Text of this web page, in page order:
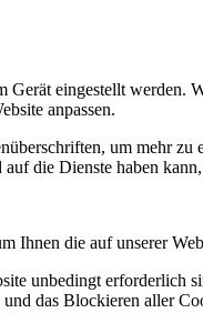
eingestellt werden.
anpassen.
um mehr
die Dienste haben
Ihnen die auf unserer
unbedingt erforderlich
das Blockieren aller